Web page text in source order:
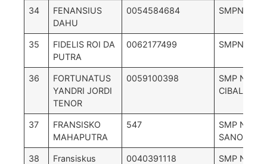
34
FENANSIUS
DAHU
0054584684 SMPN 4
35
FIDELIS ROI DA
PUTRA
0062177499 SMPN 2
36
FORTUNATUS
YANDRI JORDI
TENOR
0059100398
SMP
CIBAL
37
FRANSISKO
MAHAPUTRA
547
SMP
SANO
38
Fransiskus
0040391118
SMP Negeri